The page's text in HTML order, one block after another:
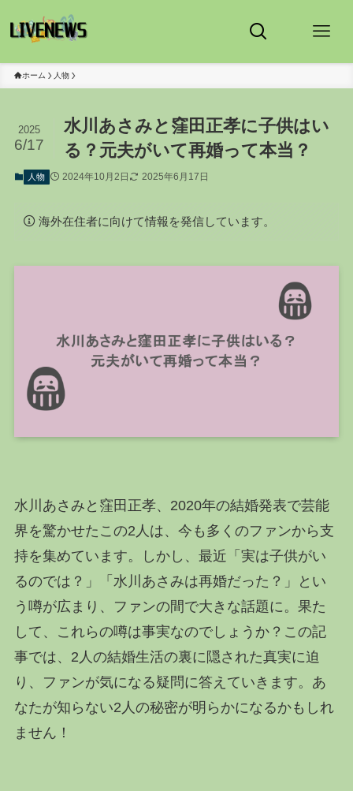
ホーム 人物
水川あさみと窪田正孝に子供はい
る？元夫がいて再婚って本当？
2025
6/17
人物 2024年10月2日 2025年6月17日
海外在住者に向けて情報を発信しています。
水川あさみと窪田正孝、2020年の結婚発表で芸能
界を驚かせたこの2人は、今も多くのファンから支
持を集めています。しかし、最近「実は子供がい
るのでは？」「水川あさみは再婚だった？」とい
う噂が広まり、ファンの間で大きな話題に。果た
して、これらの噂は事実なのでしょうか？この記
事では、2人の結婚生活の裏に隠された真実に迫
り、ファンが気になる疑問に答えていきます。あ
なたが知らない2人の秘密が明らかになるかもしれ
ません！